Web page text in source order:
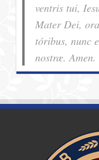
ventris tui,
Mater Dei,
tóribus, nunc
nostræ. Amen.